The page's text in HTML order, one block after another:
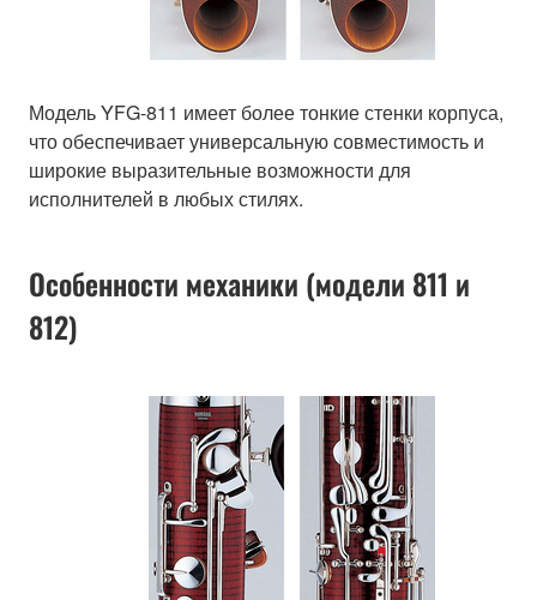
Модель YFG-811 имеет более тонкие стенки корпуса,
что обеспечивает универсальную совместимость и
широкие выразительные возможности для
исполнителей в любых стилях.
Особенности механики (модели 811 и
812)